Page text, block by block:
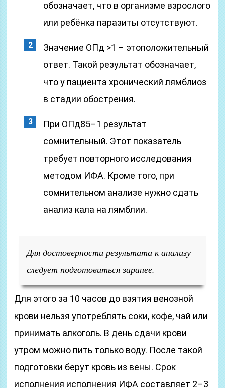
обозначает, что в организме взрослого
или ребёнка паразиты отсутствуют.
Значение ОПд >1 – этоположительный
ответ. Такой результат обозначает,
что у пациента хронический лямблиоз
в стадии обострения.
При ОПд85–1 результат
сомнительный. Этот показатель
требует повторного исследования
методом ИФА. Кроме того, при
сомнительном анализе нужно сдать
анализ кала на лямблии.
Для достоверности результата к анализу
следует подготовиться заранее.
Для этого за 10 часов до взятия венозной
крови нельзя употреблять соки, кофе, чай или
принимать алкоголь. В день сдачи крови
утром можно пить только воду. После такой
подготовки берут кровь из вены. Срок
исполнения исполнения ИФА составляет 2–3